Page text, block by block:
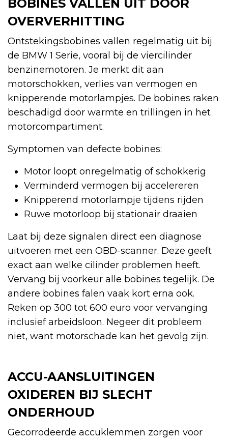
BOBINES VALLEN UIT DOOR
OVERVERHITTING
Ontstekingsbobines vallen regelmatig uit bij
de BMW 1 Serie, vooral bij de viercilinder
benzinemotoren. Je merkt dit aan
motorschokken, verlies van vermogen en
knipperende motorlampjes. De bobines raken
beschadigd door warmte en trillingen in het
motorcompartiment.
Symptomen van defecte bobines:
Motor loopt onregelmatig of schokkerig
Verminderd vermogen bij accelereren
Knipperend motorlampje tijdens rijden
Ruwe motorloop bij stationair draaien
Laat bij deze signalen direct een diagnose
uitvoeren met een OBD-scanner. Deze geeft
exact aan welke cilinder problemen heeft.
Vervang bij voorkeur alle bobines tegelijk. De
andere bobines falen vaak kort erna ook.
Reken op 300 tot 600 euro voor vervanging
inclusief arbeidsloon. Negeer dit probleem
niet, want motorschade kan het gevolg zijn.
ACCU-AANSLUITINGEN
OXIDEREN BIJ SLECHT
ONDERHOUD
Gecorrodeerde accuklemmen zorgen voor